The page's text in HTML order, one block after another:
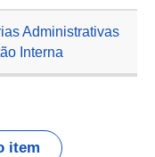
Administrativas
Interna
item